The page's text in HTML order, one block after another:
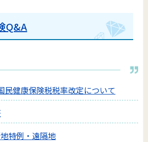
Q&A
民健康保険税税率改定について
特例・遠隔地